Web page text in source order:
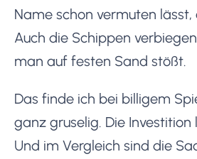
Name schon vermuten
Auch die Schippen
man auf festen Sand stößt.
Das finde ich bei billigem
ganz gruselig. Die Investition
Und im Vergleich sind die